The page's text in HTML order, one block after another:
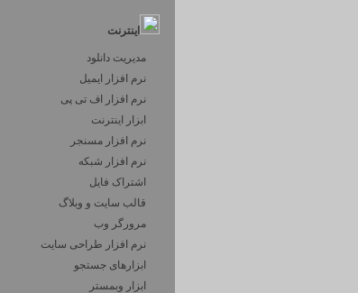
اینترنت
مدیریت دانلود
نرم افزار ایمیل
نرم افزار اف تی پی
ابزار اینترنت
نرم افزار مسنجر
نرم افزار شبکه
اشتراک فایل
قالب سایت و وبلاگ
مرورگر وب
نرم افزار طراحی سایت
ابزارهای جستجو
ابزار وبمستر